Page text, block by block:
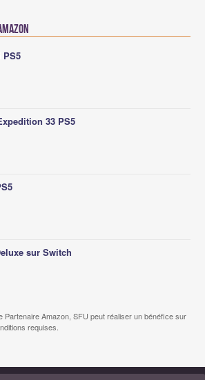
PS5
33 PS5
sur Switch
Partenaire Amazon, SFU peut réaliser un bénéfice sur
requises.